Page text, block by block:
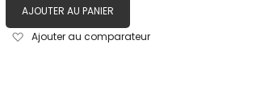
AJOUTER AU PANIER
Ajouter
Ajouter au comparateur